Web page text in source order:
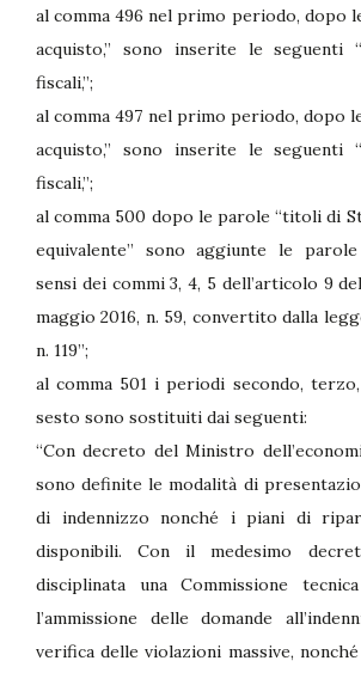
al comma 496 nel primo periodo, dopo
acquisto,” sono inserite le seguenti
fiscali,”;
al comma 497 nel primo periodo, dopo
acquisto,” sono inserite le seguenti
fiscali,”;
al comma 500 dopo le parole “titoli di
equivalente” sono aggiunte le
sensi dei commi 3, 4, 5 dell’articolo 9
maggio 2016, n. 59, convertito dalla
n. 119”;
al comma 501 i periodi secondo,
sesto sono sostituiti dai seguenti:
“Con decreto del Ministro
sono definite le modalità di
di indennizzo nonché i piani di
disponibili. Con il medesimo
disciplinata una Commissione
l’ammissione delle domande
verifica delle violazioni massive,